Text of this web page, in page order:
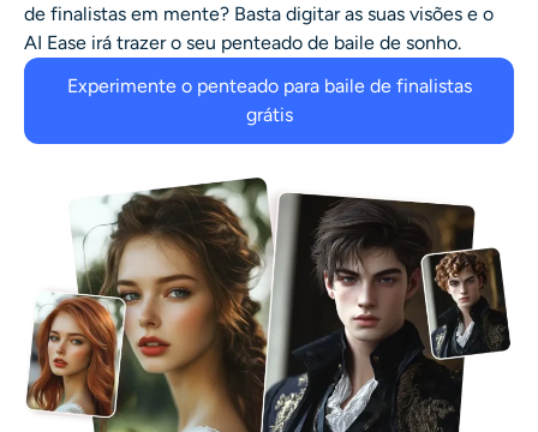
de finalistas em mente? Basta digitar as suas visões e o
AI Ease irá trazer o seu penteado de baile de sonho.
Experimente o penteado para baile de finalistas
grátis